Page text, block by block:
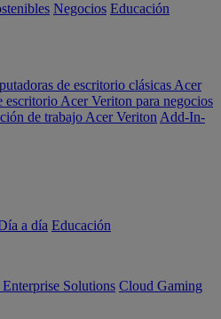
Negocios Educación
de escritorio clásicas Acer
escritorio Acer Veriton para negocios
de trabajo Acer Veriton Add-In-
a día Educación
Solutions Cloud Gaming